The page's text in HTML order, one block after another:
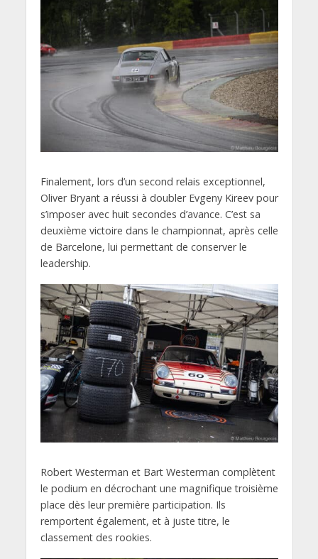
Finalement, lors d’un second relais exceptionnel,
Oliver Bryant a réussi à doubler Evgeny Kireev pour
s’imposer avec huit secondes d’avance. C’est sa
deuxième victoire dans le championnat, après celle
de Barcelone, lui permettant de conserver le
leadership.
Robert Westerman et Bart Westerman complètent
le podium en décrochant une magnifique troisième
place dès leur première participation. Ils
remportent également, et à juste titre, le
classement des rookies.